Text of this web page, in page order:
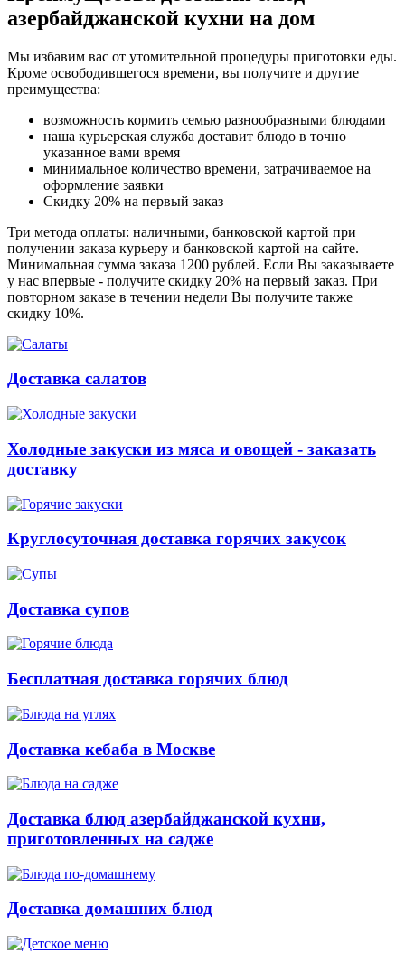
азербайджанской кухни на дом
Мы избавим вас от утомительной процедуры приготовки еды.
Кроме освободившегося времени, вы получите и другие
преимущества:
возможность кормить семью разнообразными блюдами
наша курьерская служба доставит блюдо в точно
указанное вами время
минимальное количество времени, затрачиваемое на
оформление заявки
Скидку 20% на первый заказ
Три метода оплаты: наличными, банковской картой при
получении заказа курьеру и банковской картой на сайте.
Минимальная сумма заказа 1200 рублей. Если Вы заказываете
у нас впервые - получите скидку 20% на первый заказ. При
повторном заказе в течении недели Вы получите также
скидку 10%.
Доставка салатов
Холодные закуски из мяса и овощей - заказать
доставку
Круглосуточная доставка горячих закусок
Доставка супов
Бесплатная доставка горячих блюд
Доставка кебаба в Москве
Доставка блюд азербайджанской кухни,
приготовленных на садже
Доставка домашних блюд